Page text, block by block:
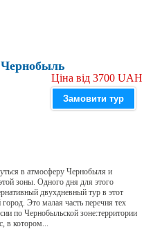
Чернобыль
Ціна від 3700 UAH
Замовити тур
в атмосферу Чернобыля и
зоны. Одного дня для этого
двухдневный тур в этот
Это малая часть перечня тех
по Чернобыльской зоне:территории
в котором...